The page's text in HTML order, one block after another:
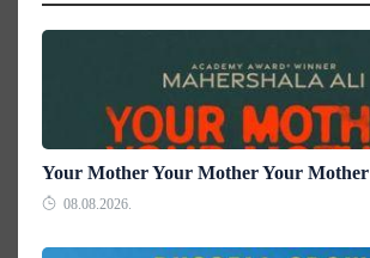
Your Mother Your Mother Your Mother
08.08.2026.